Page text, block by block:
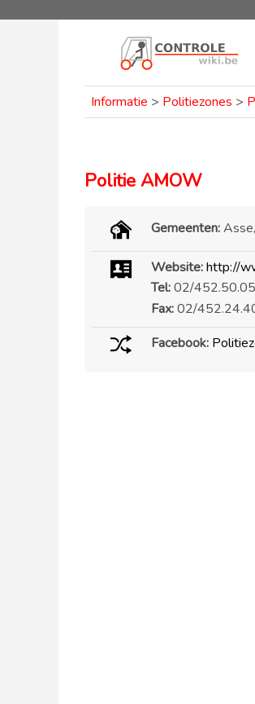
Informatie > Politiezones >
Politie AMOW
Gemeenten:
Website:http://
Tel:02/452.50.05
Fax:02/
Facebook: